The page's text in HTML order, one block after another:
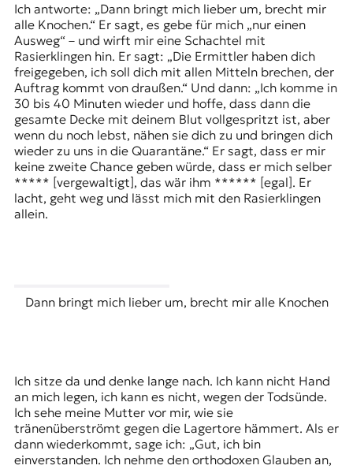
Ich antworte: „Dann bringt mich lieber um, brecht mir
alle Knochen.“ Er sagt, es gebe für mich „nur einen
Ausweg“ – und wirft mir eine Schachtel mit
Rasierklingen hin. Er sagt: „Die Ermittler haben dich
freigegeben, ich soll dich mit allen Mitteln brechen, der
Auftrag kommt von draußen.“ Und dann: „Ich komme in
30 bis 40 Minuten wieder und hoffe, dass dann die
gesamte Decke mit deinem Blut vollgespritzt ist, aber
wenn du noch lebst, nähen sie dich zu und bringen dich
wieder zu uns in die Quarantäne.“ Er sagt, dass er mir
keine zweite Chance geben würde, dass er mich selber
***** [vergewaltigt], das wär ihm ****** [egal]. Er
lacht, geht weg und lässt mich mit den Rasierklingen
allein.
Dann bringt mich lieber um, brecht mir alle Knochen
Ich sitze da und denke lange nach. Ich kann nicht Hand
an mich legen, ich kann es nicht, wegen der Todsünde.
Ich sehe meine Mutter vor mir, wie sie
tränenüberströmt gegen die Lagertore hämmert. Als er
dann wiederkommt, sage ich: „Gut, ich bin
einverstanden. Ich nehme den orthodoxen Glauben an,